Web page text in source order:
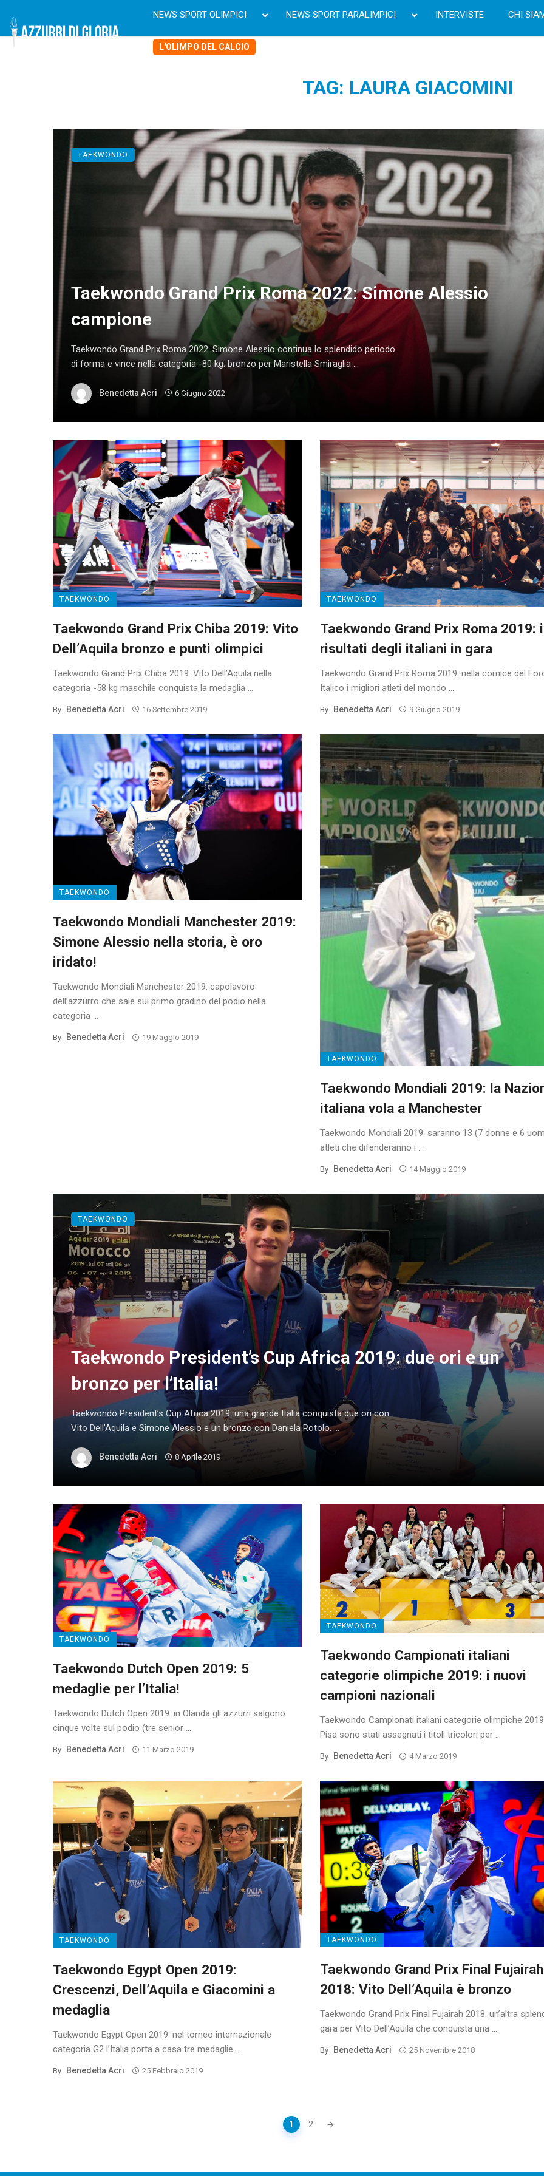
NEWS SPORT OLIMPICI NEWS SPORT PARALIMPICI INTERVISTE CHI
L'OLIMPO DEL CALCIO
TAG: LAURA GIACOMINI
Taekwondo Grand Prix Roma 2022: Simone Alessio
campione
Taekwondo Grand Prix Roma 2022: Simone Alessio continua lo splendido periodo
di forma e vince nella categoria -80 kg; bronzo per Maristella Smiraglia ...
Benedetta Acri 6 Giugno 2022
TAEKWONDO
TAEKWONDO
Taekwondo Grand Prix Chiba 2019: Vito
Dell’Aquila bronzo e punti olimpici
Taekwondo Grand Prix Chiba 2019: Vito Dell’Aquila nella
categoria -58 kg maschile conquista la medaglia ...
By Benedetta Acri 16 Settembre 2019
TAEKWONDO
Taekwondo Grand Prix Roma 2019: i
risultati degli italiani in gara
Taekwondo Grand Prix Roma 2019: nella cornice del
Italico i migliori atleti del mondo ...
By Benedetta Acri 9 Giugno 2019
TAEKWONDO
Taekwondo Mondiali Manchester 2019:
Simone Alessio nella storia, è oro
iridato!
Taekwondo Mondiali Manchester 2019: capolavoro
dell’azzurro che sale sul primo gradino del podio nella
categoria ...
By Benedetta Acri 19 Maggio 2019
TAEKWONDO
Taekwondo Mondiali 2019: la
italiana vola a Manchester
Taekwondo Mondiali 2019: saranno 13 (7 donne e 6
atleti che difenderanno i ...
By Benedetta Acri 14 Maggio 2019
Taekwondo President’s Cup Africa 2019: due ori e un
bronzo per l’Italia!
Taekwondo President’s Cup Africa 2019: una grande Italia conquista due ori con
Vito Dell’Aquila e Simone Alessio e un bronzo con Daniela Rotolo. ...
Benedetta Acri 8 Aprile 2019
TAEKWONDO
TAEKWONDO
Taekwondo Dutch Open 2019: 5
medaglie per l’Italia!
Taekwondo Dutch Open 2019: in Olanda gli azzurri salgono
cinque volte sul podio (tre senior ...
By Benedetta Acri 11 Marzo 2019
TAEKWONDO
Taekwondo Campionati italiani
categorie olimpiche 2019: i nuovi
campioni nazionali
Taekwondo Campionati italiani categorie olimpiche
Pisa sono stati assegnati i titoli tricolori per ...
By Benedetta Acri 4 Marzo 2019
TAEKWONDO
Taekwondo Egypt Open 2019:
Crescenzi, Dell’Aquila e Giacomini a
medaglia
Taekwondo Egypt Open 2019: nel torneo internazionale
categoria G2 l’Italia porta a casa tre medaglie. ...
By Benedetta Acri 25 Febbraio 2019
TAEKWONDO
Taekwondo Grand Prix Final Fujairah
2018: Vito Dell’Aquila è bronzo
Taekwondo Grand Prix Final Fujairah 2018: un’altra
gara per Vito Dell’Aquila che conquista una ...
By Benedetta Acri 25 Novembre 2018
1 2